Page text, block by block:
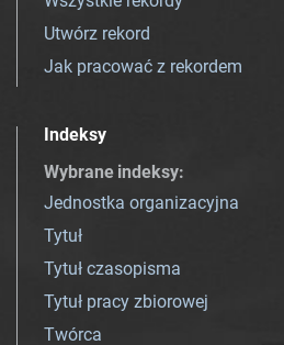
Utwórz rekord
Jak pracować z rekordem
Indeksy
Wybrane indeksy:
Jednostka organizacyjna
Tytuł
Tytuł czasopisma
Tytuł pracy zbiorowej
Twórca